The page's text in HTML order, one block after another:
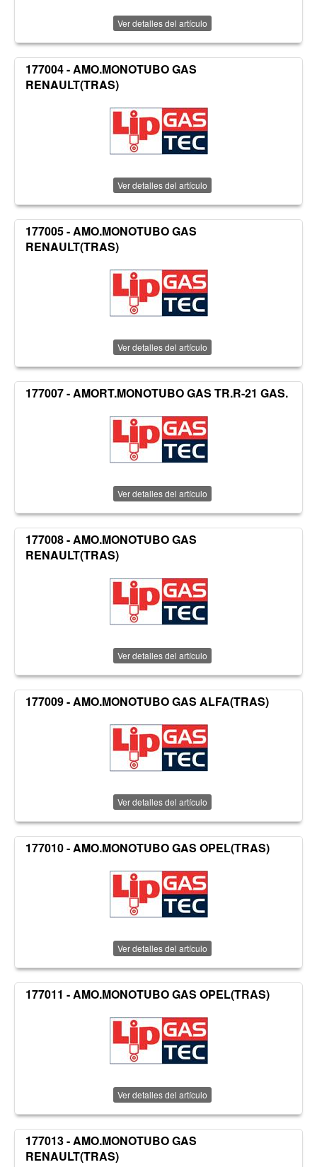
Ver detalles del artículo
177004 - AMO.MONOTUBO GAS
RENAULT(TRAS)
Ver detalles del artículo
177005 - AMO.MONOTUBO GAS
RENAULT(TRAS)
Ver detalles del artículo
177007 - AMORT.MONOTUBO GAS TR.R-21 GAS.
Ver detalles del artículo
177008 - AMO.MONOTUBO GAS
RENAULT(TRAS)
Ver detalles del artículo
177009 - AMO.MONOTUBO GAS ALFA(TRAS)
Ver detalles del artículo
177010 - AMO.MONOTUBO GAS OPEL(TRAS)
Ver detalles del artículo
177011 - AMO.MONOTUBO GAS OPEL(TRAS)
Ver detalles del artículo
177013 - AMO.MONOTUBO GAS
RENAULT(TRAS)